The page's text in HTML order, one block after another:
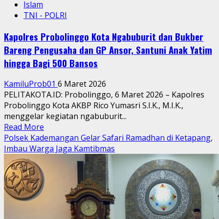
Islam
TNI - POLRI
Kapolres Probolinggo Kota Ngabuburit dan Bukber
Bareng Pengusaha dan GP Ansor, Santuni Anak Yatim
hingga Bagi 500 Bansos
KamiluProb01 6 Maret 2026
PELITAKOTA.ID: Probolinggo, 6 Maret 2026 – Kapolres
Probolinggo Kota AKBP Rico Yumasri S.I.K., M.I.K.,
menggelar kegiatan ngabuburit...
Read More
more
about
Kota
Ngabuburit
Bukber
Polsek Kademangan Gelar Safari Ramadhan di Ketapang,
Imbau Warga Jaga Kamtibmas